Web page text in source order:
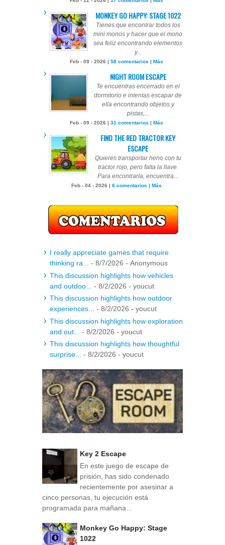
MONKEY GO HAPPY: STAGE 1022
Tienes que encontrar todos los
mini monos y hacer que el mono
sea feliz encontrando elementos
y...
Feb - 09 - 2026 | 58 comentarios | Más
NIGHT ROOM ESCAPE
Te encuentras encerrado en el
dormitorio e intentas escapar de
ella encontrando objetos y
pistas,...
Feb - 09 - 2026 | 31 comentarios | Más
FIND THE RED TRACTOR KEY
ESCAPE
Quieres transportar heno con tu
tractor rojo, pero falta la llave.
Para encontrarla, encuentra...
Feb - 04 - 2026 | 6 comentarios | Más
I really appreciate games that require
thinking ra...
- 8/7/2026 - Anonymous
This discussion highlights how vehicles
and outdoo...
- 8/2/2026 - youcut
This discussion highlights how outdoor
experiences...
- 8/2/2026 - youcut
This discussion highlights how exploration
and out...
- 8/2/2026 - youcut
This discussion highlights how thoughtful
surprise...
- 8/2/2026 - youcut
Key 2 Escape
En este juego de escape de
prisión, has sido condenado
recientemente por asesinar a
cinco personas, tu ejecución está
programada para mañana...
Monkey Go Happy: Stage
1022